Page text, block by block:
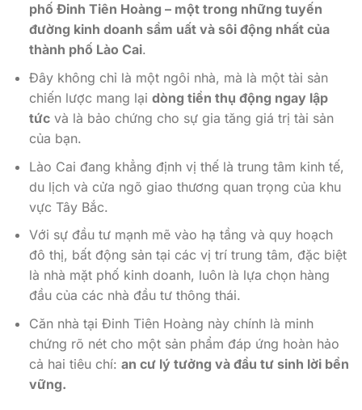
phố Đinh Tiên Hoàng – một trong những tuyến
đường kinh doanh sầm uất và sôi động nhất của
thành phố Lào Cai.
Đây không chỉ là một ngôi nhà, mà là một tài sản
chiến lược mang lại dòng tiền thụ động ngay lập
tứcvà là bảo chứng cho sự gia tăng giá trị tài sản
của bạn.
Lào Cai đang khẳng định vị thế là trung tâm kinh tế,
du lịch và cửa ngõ giao thương quan trọng của khu
vực Tây Bắc.
Với sự đầu tư mạnh mẽ vào hạ tầng và quy hoạch
đô thị, bất động sản tại các vị trí trung tâm, đặc biệt
là nhà mặt phố kinh doanh, luôn là lựa chọn hàng
đầu của các nhà đầu tư thông thái.
Căn nhà tại Đinh Tiên Hoàng này chính là minh
chứng rõ nét cho một sản phẩm đáp ứng hoàn hảo
cả hai tiêu chí: an cư lý tưởng và đầu tư sinh lời bền
vững.